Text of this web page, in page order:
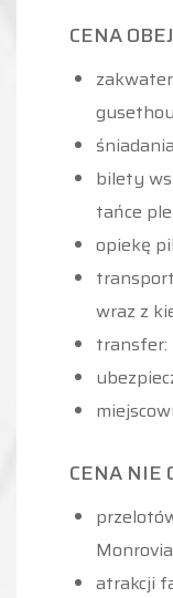
CENA
śniadania
bilety
tańce
opiekę
wraz z
transfer:
CENA NIE
atrakcji